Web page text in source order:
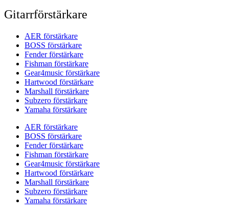
Gitarrförstärkare
AER förstärkare
BOSS förstärkare
Fender förstärkare
Fishman förstärkare
Gear4music förstärkare
Hartwood förstärkare
Marshall förstärkare
Subzero förstärkare
Yamaha förstärkare
AER förstärkare
BOSS förstärkare
Fender förstärkare
Fishman förstärkare
Gear4music förstärkare
Hartwood förstärkare
Marshall förstärkare
Subzero förstärkare
Yamaha förstärkare